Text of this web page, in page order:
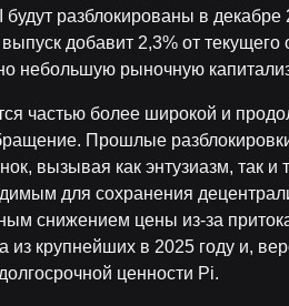
будут разблокированы в
выпуск добавит 2,3% от
небольшую рыночную
частью более широкой и
Прошлые
вызывая как энтузиазм, так
для сохранения
снижением цены из-за
из крупнейших в 2025 году и,
ценности Pi.